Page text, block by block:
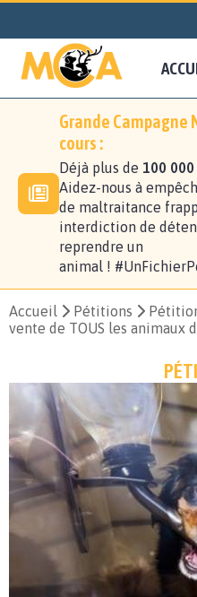
Grande Campagne
cours :
Déjà plus de 100
Aidez-nous à
de maltraitance
interdiction de
reprendre un
animal !
Accueil Pétitions
vente de TOUS les animaux